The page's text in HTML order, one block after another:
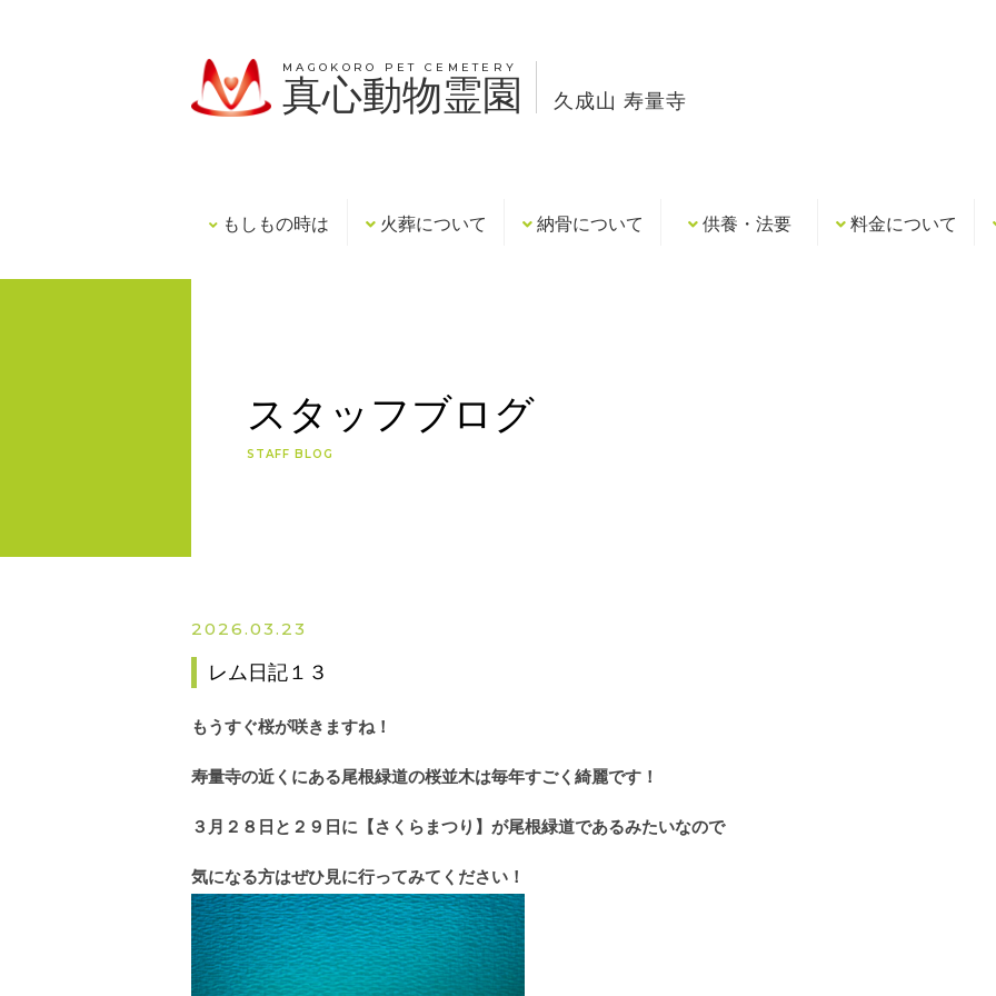
MAGOKORO PET CEMETERY
真心動物霊園 久成山 寿量寺
もしもの時は 火葬について 納骨について 供養・法要 料金について
スタッフブログ
STAFF BLOG
2026.03.23
レム日記１３
もうすぐ桜が咲きますね！
寿量寺の近くにある尾根緑道の桜並木は毎年すごく綺麗です！
３月２８日と２９日に【さくらまつり】が尾根緑道であるみたいなので
気になる方はぜひ見に行ってみてください！